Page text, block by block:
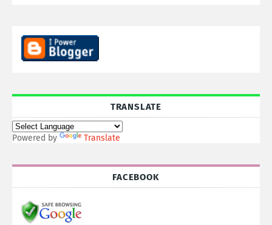
TRANSLATE
Powered by Translate
FACEBOOK